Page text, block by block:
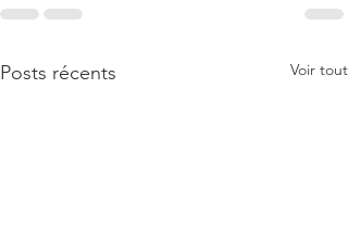
Posts récents Voir tout